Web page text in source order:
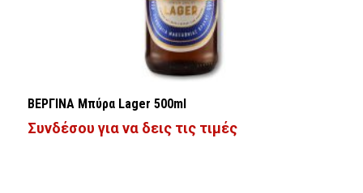
ΒΕΡΓΙΝΑ Μπύρα Lager 500ml
Συνδέσου για να δεις τις τιμές